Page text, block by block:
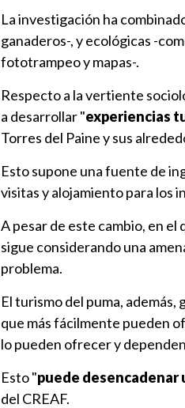
La investigación ha
ganaderos-, y ecológicas -
fototrampeo y mapas-.
Respecto a la vertiente
a desarrollar "experiencias
Torres del Paine y sus
Esto supone una fuente de
visitas y alojamiento para los
A pesar de este cambio, en el
sigue considerando una
problema.
El turismo del puma,
que más fácilmente pueden
lo pueden ofrecer y
Esto "puede
del CREAF.